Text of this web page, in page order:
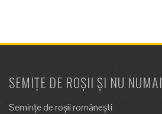
SEMIȚE DE ROȘII ȘI NU NUMAI
Semințe de roșii românești